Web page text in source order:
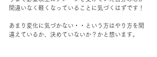
間違いなく軽くなっていることに気づくはずです！
あまり変化に気づかない・・という方はやり方を間
違えているか、決めていないか？かと想います。